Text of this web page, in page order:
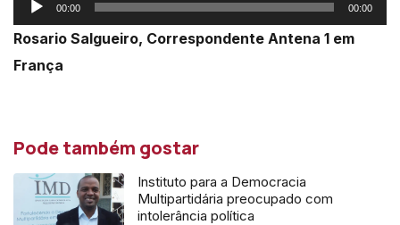
de
00:00 00:00
Rosario Salgueiro, Correspondente Antena 1 em
França
Pode também gostar
Instituto para a Democracia
Multipartidária preocupado com
intolerância política